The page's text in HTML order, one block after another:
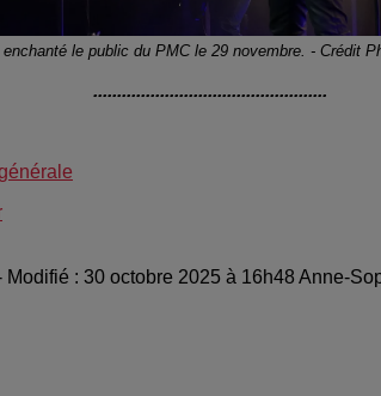
le public du PMC le 29 novembre. - Crédit
.................................................
: 30 octobre 2025 à 16h48 Anne-